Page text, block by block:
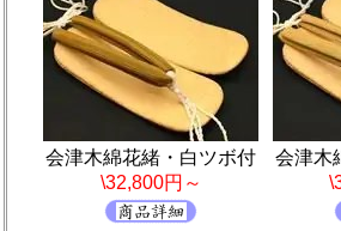
会津木綿花緒・白ツボ付
\32,800円～
会津木